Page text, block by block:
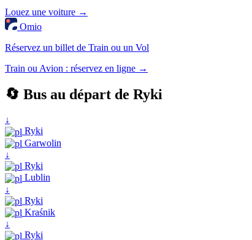
Louez une voiture →
Omio
Réservez un billet de Train ou un Vol
Train ou Avion : réservez en ligne →
🔄 Bus au départ de Ryki
↓
Ryki
Garwolin
↓
Ryki
Lublin
↓
Ryki
Kraśnik
↓
Ryki